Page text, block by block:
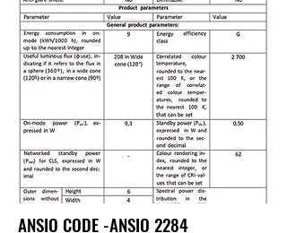
ANSIO CODE -ANSIO 2284